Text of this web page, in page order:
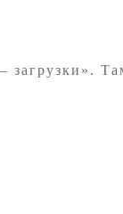
загрузки».